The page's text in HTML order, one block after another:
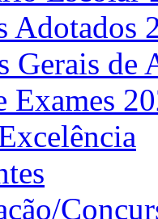
Adotados
Gerais de
Exames